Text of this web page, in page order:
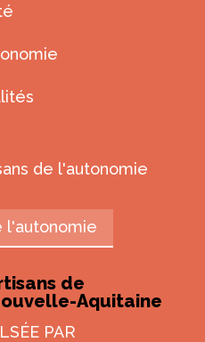
de l'autonomie
l'autonomie
de
Aquitaine
PAR